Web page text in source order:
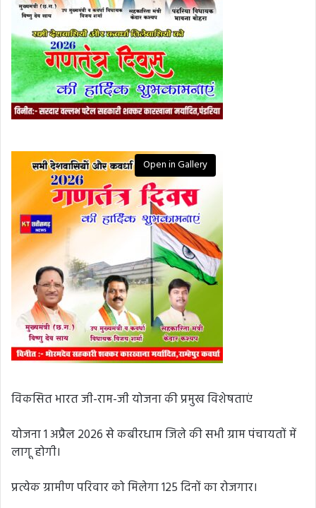
Open in Gallery
विकसित भारत जी-राम-जी योजना की प्रमुख विशेषताएं
योजना 1 अप्रैल 2026 से कबीरधाम जिले की सभी ग्राम पंचायतों में
लागू होगी।
प्रत्येक ग्रामीण परिवार को मिलेगा 125 दिनों का रोजगार।